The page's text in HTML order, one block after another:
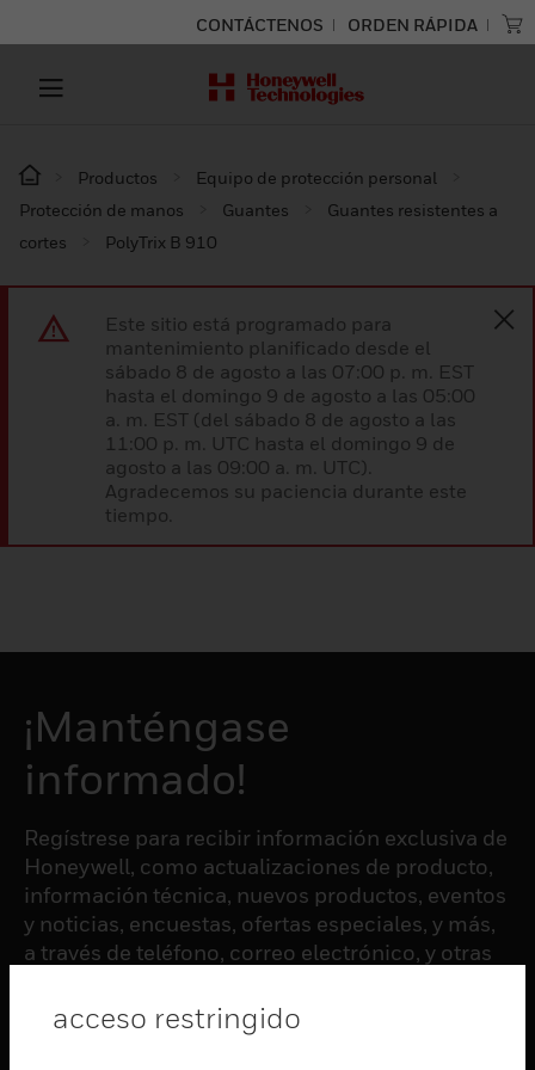
CONTÁCTENOS ORDEN RÁPIDA
Productos
Equipo de protección personal
Protección de manos
Guantes
Guantes resistentes a
cortes
PolyTrix B 910
Este sitio está programado para
mantenimiento planificado desde el
sábado 8 de agosto a las 07:00 p. m. EST
hasta el domingo 9 de agosto a las 05:00
a. m. EST (del sábado 8 de agosto a las
11:00 p. m. UTC hasta el domingo 9 de
agosto a las 09:00 a. m. UTC).
Agradecemos su paciencia durante este
tiempo.
¡Manténgase
informado!
Regístrese para recibir información exclusiva de
Honeywell, como actualizaciones de producto,
información técnica, nuevos productos, eventos
y noticias, encuestas, ofertas especiales, y más,
a través de teléfono, correo electrónico, y otras
acceso restringido